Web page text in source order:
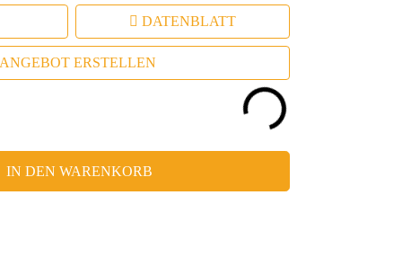
DATENBLATT
ANGEBOT ERSTELLEN
IN DEN WARENKORB